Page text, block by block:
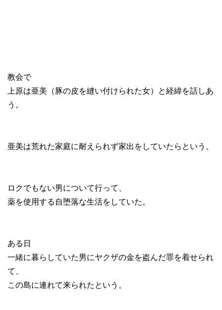
教会で
上原は亜美（豚の皮を縫い付けられた女）と経緯を話しあ
う。
亜美は荒れた家庭に耐えられず家出をしていたらという。
ロクでもない男について行って、
薬を使用する自堕落な生活をしていた。
ある日
一緒に暮らしていた男にヤクザの金を盗んだ罪を着せられ
て、
この島に連れて来られたという。